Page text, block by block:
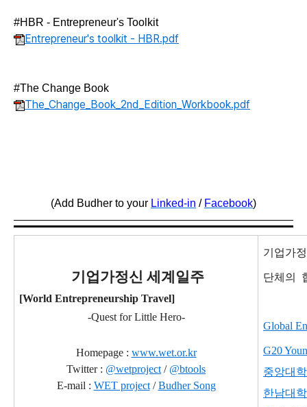
#HBR - Entrepreneur's Toolkit
Entrepreneur's toolkit - HBR.pdf
#The Change Book
The_Change_Book_2nd_Edition_Workbook.pdf
(Add Budher to your Linked-in / Facebook)
기 업가정신 세계일주
[World Entrepreneurship Travel]
-Quest for Little Hero-
Homepage : www.wet.or.kr
Twitter : @wetproject / @btools
E-mail : WET project/Budher Song
기업가
단체의
Global
G20
중앙대
한남대